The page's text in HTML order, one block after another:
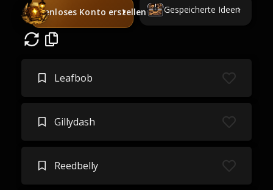
Kostenloses Konto erstellen Gespeicherte Ideen
Leafbob
Gillydash
Reedbelly